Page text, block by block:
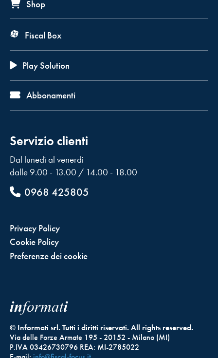
Shop
Fiscal Box
Play Solution
Abbonamenti
Servizio clienti
Dal lunedì al venerdì
dalle 9.00 - 13.00 / 14.00 - 18.00
0968 425805
Privacy Policy
Cookie Policy
Preferenze dei cookie
© Informati srl. Tutti i diritti riservati. All rights reserved.
Via delle Forze Armate 195 - 20152 - Milano (MI)
P.IVA 03426730796 REA: MI-2785022